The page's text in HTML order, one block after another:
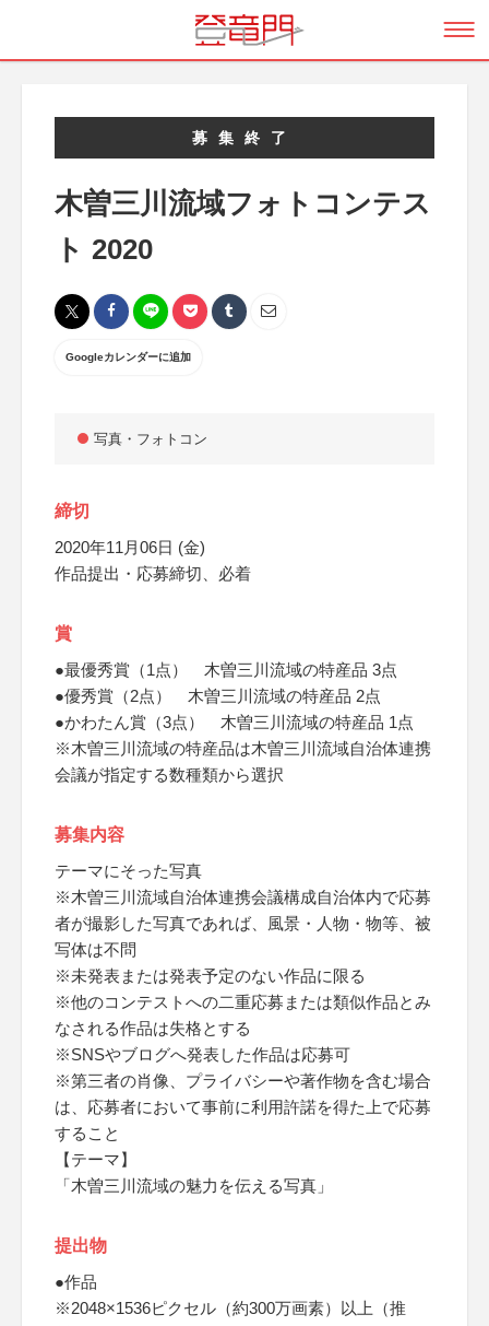
募集終了
木曽三川流域フォトコンテス
ト 2020
Googleカレンダーに追加
写真・フォトコン
締切
2020年11月06日 (金)
作品提出・応募締切、必着
賞
●最優秀賞（1点） 木曽三川流域の特産品 3点
●優秀賞（2点） 木曽三川流域の特産品 2点
●かわたん賞（3点） 木曽三川流域の特産品 1点
※木曽三川流域の特産品は木曽三川流域自治体連携
会議が指定する数種類から選択
募集内容
テーマにそった写真
※木曽三川流域自治体連携会議構成自治体内で応募
者が撮影した写真であれば、風景・人物・物等、被
写体は不問
※未発表または発表予定のない作品に限る
※他のコンテストへの二重応募または類似作品とみ
なされる作品は失格とする
※SNSやブログへ発表した作品は応募可
※第三者の肖像、プライバシーや著作物を含む場合
は、応募者において事前に利用許諾を得た上で応募
すること
【テーマ】
「木曽三川流域の魅力を伝える写真」
提出物
●作品
※2048×1536ピクセル（約300万画素）以上（推